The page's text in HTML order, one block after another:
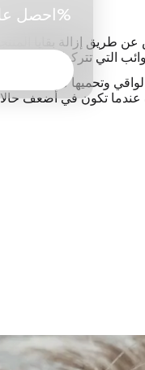
إزالة بقايا
التي تتركها المياه
وتحميها من الإجهاد
عندما تكون في أضعف
احصل على خصم إضافي بنسبة 15%